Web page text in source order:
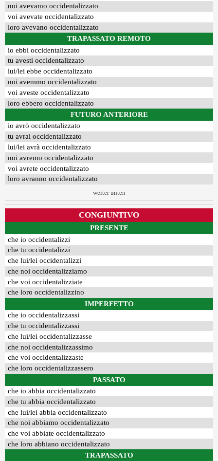
noi avevamo occidentalizzato
voi avevate occidentalizzato
loro avevano occidentalizzato
TRAPASSATO REMOTO
io ebbi occidentalizzato
tu avesti occidentalizzato
lui/lei ebbe occidentalizzato
noi avemmo occidentalizzato
voi aveste occidentalizzato
loro ebbero occidentalizzato
FUTURO ANTERIORE
io avrò occidentalizzato
tu avrai occidentalizzato
lui/lei avrà occidentalizzato
noi avremo occidentalizzato
voi avrete occidentalizzato
loro avranno occidentalizzato
weiter unten
CONGIUNTIVO
PRESENTE
che io occidentalizzi
che tu occidentalizzi
che lui/lei occidentalizzi
che noi occidentalizziamo
che voi occidentalizziate
che loro occidentalizzino
IMPERFETTO
che io occidentalizzassi
che tu occidentalizzassi
che lui/lei occidentalizzasse
che noi occidentalizzassimo
che voi occidentalizzaste
che loro occidentalizzassero
PASSATO
che io abbia occidentalizzato
che tu abbia occidentalizzato
che lui/lei abbia occidentalizzato
che noi abbiamo occidentalizzato
che voi abbiate occidentalizzato
che loro abbiano occidentalizzato
TRAPASSATO